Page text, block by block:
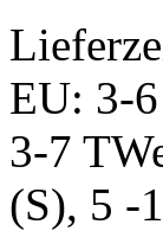
EU: 3-
3-7
(S), 5 -